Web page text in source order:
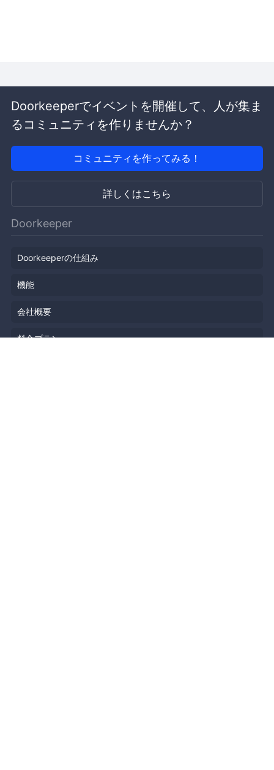
Doorkeeperでイベントを開催して、人が集ま
るコミュニティを作りませんか？
コミュニティを作ってみる！
詳しくはこちら
Doorkeeper
Doorkeeperの仕組み
機能
会社概要
料金プラン